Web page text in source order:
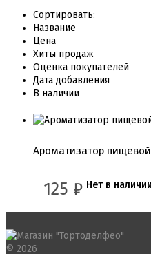
Сортировать:
Название
Цена
Хиты продаж
Оценка покупателей
Дата добавления
В наличии
Ароматизатор
125 ₽ Нет в наличии
© 2026